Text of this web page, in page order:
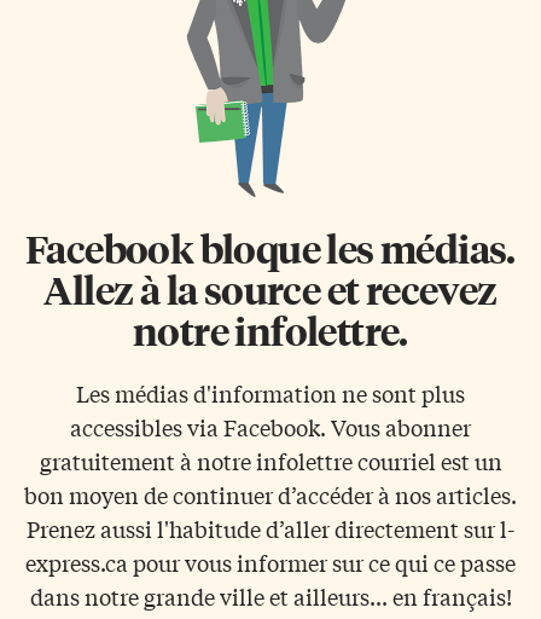
Facebook bloque les médias.
Allez à la source et recevez
notre infolettre.
Les médias d'information ne sont plus
accessibles via Facebook. Vous abonner
gratuitement à notre infolettre courriel est un
bon moyen de continuer d’accéder à nos articles.
Prenez aussi l'habitude d’aller directement sur l-
express.ca pour vous informer sur ce qui ce passe
dans notre grande ville et ailleurs... en français!